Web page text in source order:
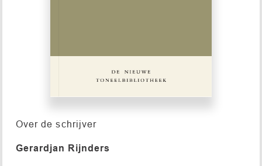
Over de schrijver
Gerardjan Rijnders